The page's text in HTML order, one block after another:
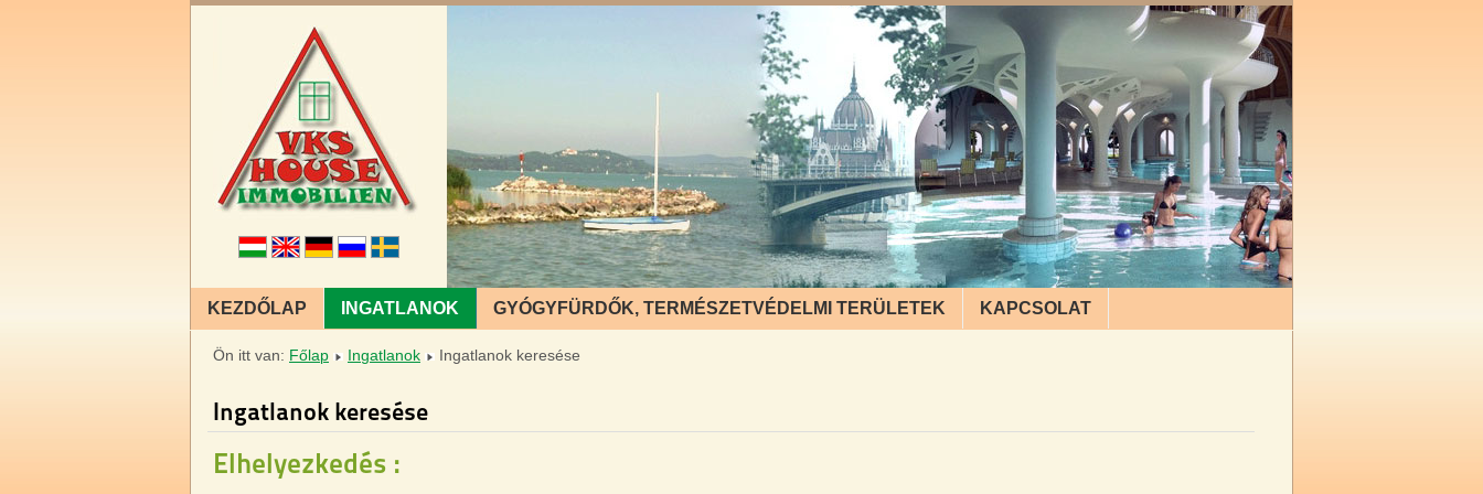
KEZDŐLAP INGATLANOK GYÓGYFÜRDŐK, TERMÉSZETVÉDELMI TERÜLETEK KAPCSOLAT
Ön itt van: Főlap Ingatlanok Ingatlanok keresése
Ingatlanok keresése
Elhelyezkedés :